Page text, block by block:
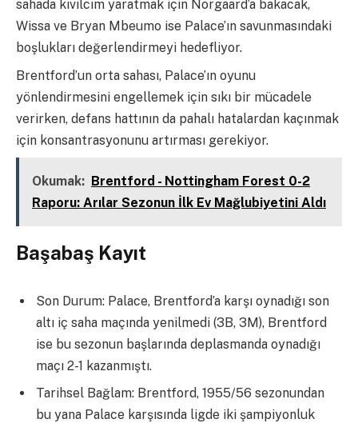
sahada kıvılcım yaratmak için Norgaard’a bakacak,
Wissa ve Bryan Mbeumo ise Palace’ın savunmasındaki
boşlukları değerlendirmeyi hedefliyor.
Brentford’un orta sahası, Palace’ın oyunu
yönlendirmesini engellemek için sıkı bir mücadele
verirken, defans hattının da pahalı hatalardan kaçınmak
için konsantrasyonunu artırması gerekiyor.
Okumak: Brentford - Nottingham Forest 0-2
Raporu: Arılar Sezonun İlk Ev Mağlubiyetini Aldı
Başabaş Kayıt
Son Durum: Palace, Brentford’a karşı oynadığı son
altı iç saha maçında yenilmedi (3B, 3M), Brentford
ise bu sezonun başlarında deplasmanda oynadığı
maçı 2-1 kazanmıştı.
Tarihsel Bağlam: Brentford, 1955/56 sezonundan
bu yana Palace karşısında ligde iki şampiyonluk